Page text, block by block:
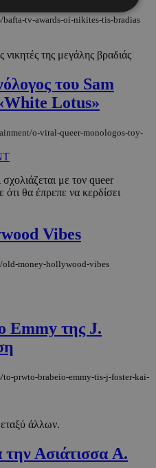
tv-awards-oi-nikites-tis-bradias
νικητές της μεγάλης βραδιάς
του Sam
Lotus»
o-viral-queer-monologos-toy-
με τον queer
θα έπρεπε να κερδίσει
Vibes
money-hollywood-vibes
Emmy της J.
prwto-brabeio-emmy-tis-j-foster-kai-
άλλων.
την Ασιάτισσα A.
επιτρέπουν
χρησιμοποιηθεί σωστά
cookies.
Πεδίο
www.must.com.cy